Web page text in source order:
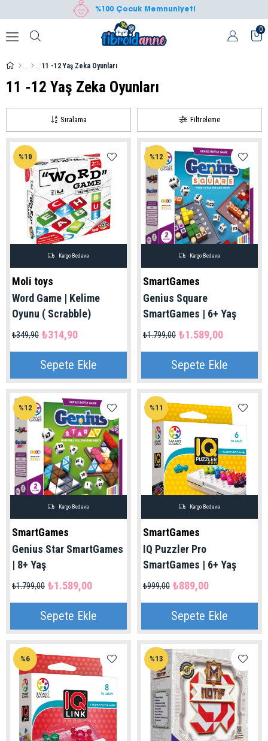
%100 Çocuk Memnuniyeti
0
11 -12 Yaş Zeka Oyunları
11 -12 Yaş Zeka Oyunları
Filtreleme
Sıralama
Moli toys
Word Game | Kelime
Oyunu ( Scrabble)
₺314,90
₺349,90
Sepete Ekle
%10
Kargo Bedava
SmartGames
Genius Square
SmartGames | 6+ Yaş
₺1.589,00
₺1.799,00
Sepete Ekle
%12
Kargo Bedava
SmartGames
Genius Star SmartGames
| 8+ Yaş
₺1.589,00
₺1.799,00
Sepete Ekle
%12
Kargo Bedava
SmartGames
IQ Puzzler Pro
SmartGames | 6+ Yaş
₺889,00
₺999,00
Sepete Ekle
%11
Kargo Bedava
%6 %13